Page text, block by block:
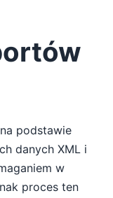
podstawie
danych XML i
w
proces ten